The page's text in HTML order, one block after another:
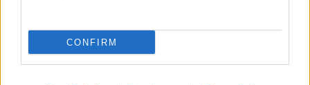
CONFIRM
Hírek, érdekességek, tippek, ajánlók, unboxing,
hardveres videók, minden, ami 1-2 percbe belefér.
Kövess minket TikTokon is!